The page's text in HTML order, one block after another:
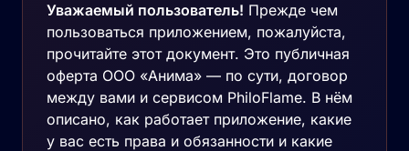
Уважаемый пользователь! Прежде чем
пользоваться приложением, пожалуйста,
прочитайте этот документ. Это публичная
оферта ООО «Анима» — по сути, договор
между вами и сервисом PhiloFlame. В нём
описано, как работает приложение, какие
у вас есть права и обязанности и какие